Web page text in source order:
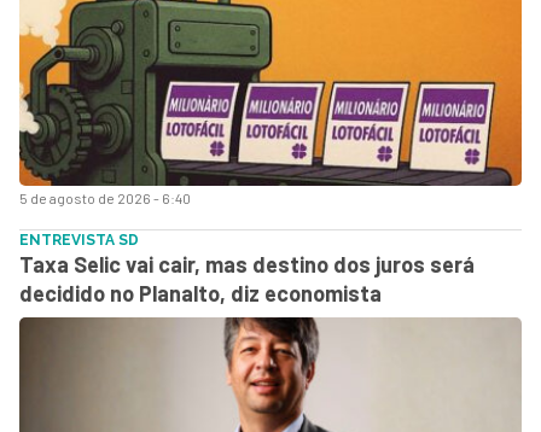
5 de agosto de 2026 - 6:40
ENTREVISTA SD
Taxa Selic vai cair, mas destino dos juros será
decidido no Planalto, diz economista